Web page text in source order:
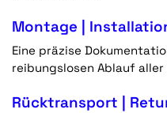
Montage |
Eine präzise
reibungslosen Ablauf
Rücktransport |